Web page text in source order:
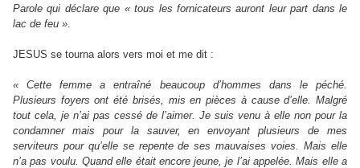
Parole qui déclare que « tous les fornicateurs auront leur part dans le
lac de feu ».
JESUS se tourna alors vers moi et me dit :
« Cette femme a entraîné beaucoup d’hommes dans le péché.
Plusieurs foyers ont été brisés, mis en pièces à cause d’elle. Malgré
tout cela, je n’ai pas cessé de l’aimer. Je suis venu à elle non pour la
condamner mais pour la sauver, en envoyant plusieurs de mes
serviteurs pour qu’elle se repente de ses mauvaises voies. Mais elle
n’a pas voulu. Quand elle était encore jeune, je l’ai appelée. Mais elle a